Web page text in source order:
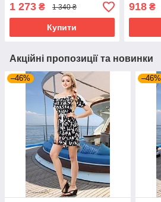
1 273 ₴ 1 340 ₴
Купити
918₴
Акційні пропозиції та новинки
–46% –46%